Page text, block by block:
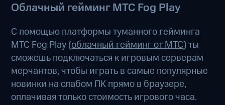
Облачный гейминг МТС Fog Play
С помощью платформы туманного гейминга
МТС Fog Play (облачный гейминг от МТС) ты
сможешь подключаться к игровым серверам
мерчантов, чтобы играть в самые популярные
новинки на слабом ПК прямо в браузере,
оплачивая только стоимость игрового часа.